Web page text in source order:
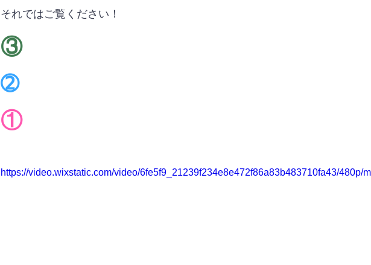
それではご覧ください！
③
➁
①
https://video.wixstatic.com/video/6fe5f9_21239f234e8e472f86a83b483710fa43/480p/